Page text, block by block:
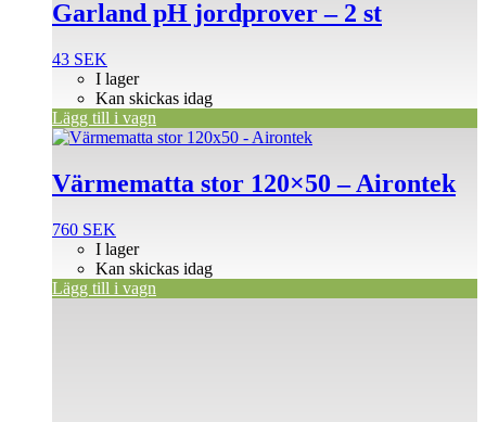
Garland pH jordprover – 2 st
43 SEK
I lager
Kan skickas idag
Lägg till i vagn
Värmematta stor 120×50 – Airontek
760 SEK
I lager
Kan skickas idag
Lägg till i vagn